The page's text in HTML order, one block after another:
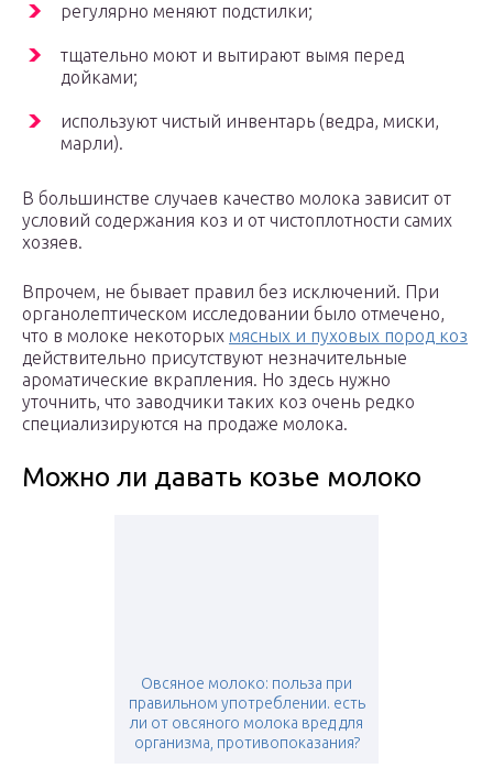
регулярно меняют подстилки;
тщательно моют и вытирают вымя перед
дойками;
используют чистый инвентарь (ведра, миски,
марли).
В большинстве случаев качество молока зависит от
условий содержания коз и от чистоплотности самих
хозяев.
Впрочем, не бывает правил без исключений. При
органолептическом исследовании было отмечено,
что в молоке некоторых мясных и пуховых пород коз
действительно присутствуют незначительные
ароматические вкрапления. Но здесь нужно
уточнить, что заводчики таких коз очень редко
специализируются на продаже молока.
Можно ли давать козье молоко
Овсяное молоко: польза при
правильном употреблении. есть
ли от овсяного молока вред для
организма, противопоказания?